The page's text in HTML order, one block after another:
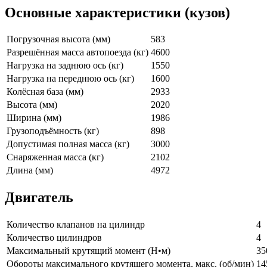
Основные характеристики (кузов)
Погрузочная высота (мм)
583
Разрешённая масса автопоезда (кг) 4600
Нагрузка на заднюю ось (кг)
1550
Нагрузка на переднюю ось (кг)
1600
Колёсная база (мм)
2933
Высота (мм)
2020
Ширина (мм)
1986
Грузоподъёмность (кг)
898
Допустимая полная масса (кг)
3000
Снаряженная масса (кг)
2102
Длина (мм)
4972
Двигатель
Количество клапанов на цилиндр
4
Количество цилиндров
4
Максимальный крутящий момент (Н•м)
Обороты максимального крутящего момента, макс. (об/мин)